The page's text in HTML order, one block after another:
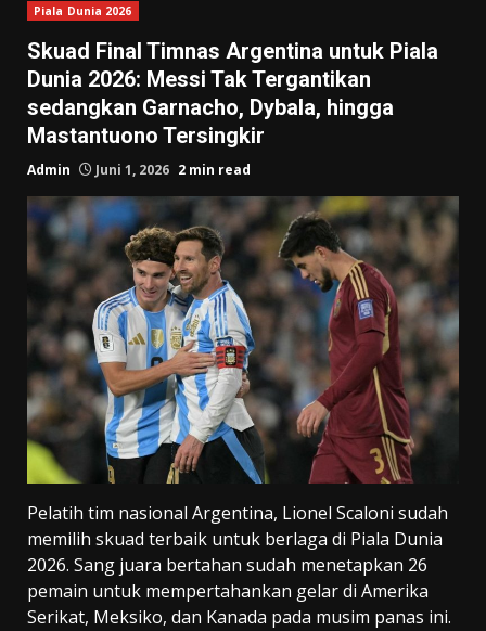
Piala Dunia 2026
Skuad Final Timnas Argentina untuk Piala
Dunia 2026: Messi Tak Tergantikan
sedangkan Garnacho, Dybala, hingga
Mastantuono Tersingkir
Admin Juni 1, 2026 2 min read
Pelatih tim nasional Argentina, Lionel Scaloni sudah
memilih skuad terbaik untuk berlaga di Piala Dunia
2026. Sang juara bertahan sudah menetapkan 26
pemain untuk mempertahankan gelar di Amerika
Serikat, Meksiko, dan Kanada pada musim panas ini.